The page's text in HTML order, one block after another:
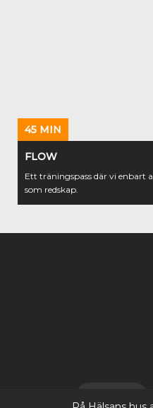
45 MIN
FLOW
Ett träningspass där vi enbart
som redskap.